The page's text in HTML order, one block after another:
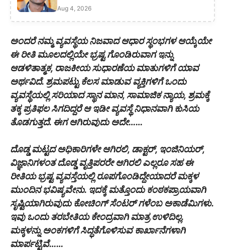
Aug 4, 2026
ಅಂದರೆ ನಮ್ಮ ವ್ಯವಸ್ಥೆಯ ನಿಜವಾದ ಆಧಾರ ಸ್ಥಂಭಗಳ ಆಯ್ಕೆಯೇ
ಈ ರೀತಿ ಮೂಲದಲ್ಲಿಯೇ ಭ್ರಷ್ಟ ಗೊಂಡಿರುವಾಗ ಇನ್ನು
ಆಡಳಿತಾತ್ಮಕ, ರಾಜಕೀಯ ಸುಧಾರಣೆಯ ಮಾತುಗಳಿಗೆ ಯಾವ
ಅರ್ಥವಿದೆ. ಶ್ರಮಪಟ್ಟು ಕೆಲಸ ಮಾಡುವ ವ್ಯಕ್ತಿಗಳಿಗೆ ಒಂದು
ವ್ಯವಸ್ಥೆಯಲ್ಲಿ ಸರಿಯಾದ ಸ್ಥಾನ ಮಾನ, ಸಾಮಾಜಿಕ ನ್ಯಾಯ, ಶ್ರಮಕ್ಕೆ
ತಕ್ಕ ಪ್ರತಿಫಲ ಸಿಗದಿದ್ದರೆ ಆ ಇಡೀ ವ್ಯವಸ್ಥೆ ನಿಧಾನವಾಗಿ ಕುಸಿಯ
ತೊಡಗುತ್ತದೆ. ಈಗ ಆಗಿರುವುದು ಅದೇ……
ದೊಡ್ಡ ಮಟ್ಟದ ಅಧಿಕಾರಿಗಳೇ ಆಗಿರಲಿ, ಡಾಕ್ಟರ್, ಇಂಜಿನಿಯರ್,
ವಿಜ್ಞಾನಿಗಳಂತ ದೊಡ್ಡ ವೃತ್ತಿಪರರೇ ಆಗಿರಲಿ ಎಲ್ಲರೂ ಸಹ ಈ
ರೀತಿಯ ಭ್ರಷ್ಟ ವ್ಯವಸ್ತೆಯಲ್ಲಿ ರೂಪಗೊಂಡಿದ್ದೇಯಾದರೆ ಮಕ್ಕಳ
ಮುಂದಿನ ಭವಿಷ್ಯವೇನು. ಇದಕ್ಕೆ ಮತ್ತೊಂದು ಕಂಠಕಪ್ರಾಯವಾಗಿ
ಸೃಷ್ಟಿಯಾಗಿರುವುದು ಕೋಚಿಂಗ್ ಸೆಂಟರ್ ಗಳೆಂಬ ಅಕಾಡೆಮಿಗಳು.
ಇವು ಒಂದು ತರಬೇತಿಯ ಕೇಂದ್ರವಾಗಿ ಮಾತ್ರ ಉಳಿದಿಲ್ಲ.
ಮಕ್ಕಳನ್ನು ಅಂಕಗಳಿಗೆ ಸಿದ್ಧತೆಗೊಳಿಸುವ ಕಾರ್ಖಾನೆಗಳಾಗಿ
ಮಾರ್ಪಟ್ಟಿವೆ……